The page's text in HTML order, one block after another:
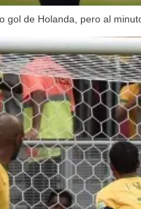
gol de Holanda, pero al